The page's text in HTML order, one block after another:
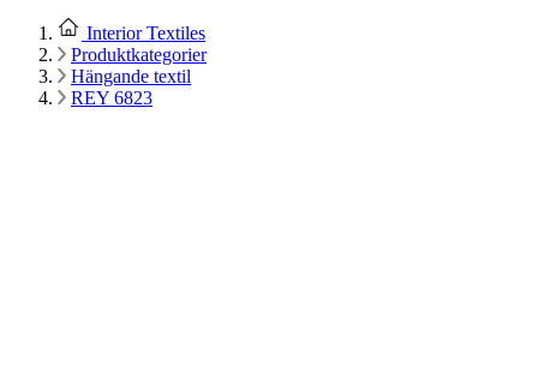
Interior Textiles
Produktkategorier
Hängande textil
REY 6823